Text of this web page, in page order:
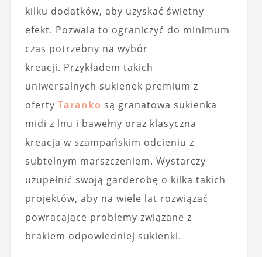
kilku dodatków, aby uzyskać świetny
efekt. Pozwala to ograniczyć do minimum
czas potrzebny na wybór
kreacji. Przykładem takich
uniwersalnych sukienek premium z
oferty Taranko są granatowa sukienka
midi z lnu i bawełny oraz klasyczna
kreacja w szampańskim odcieniu z
subtelnym marszczeniem. Wystarczy
uzupełnić swoją garderobę o kilka takich
projektów, aby na wiele lat rozwiązać
powracające problemy związane z
brakiem odpowiedniej sukienki.